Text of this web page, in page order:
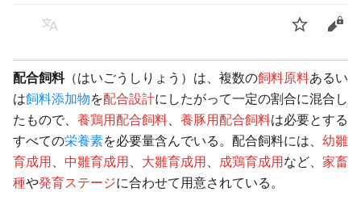
言語 ウォッチソ
配合飼料（はいごうしりょう）は、複数の飼料原料あるい
は飼料添加物を配合設計にしたがって一定の割合に混合し
たもので、 養鶏用配合飼料、 養豚用配合飼料は必要とする
すべての栄養素を必要量含んでいる。配合飼料には、 幼雛
育成用、 中雛育成用、 大雛育成用、 成鶏育成用など、 家畜
種や発育ステージに合わせて用意されている。